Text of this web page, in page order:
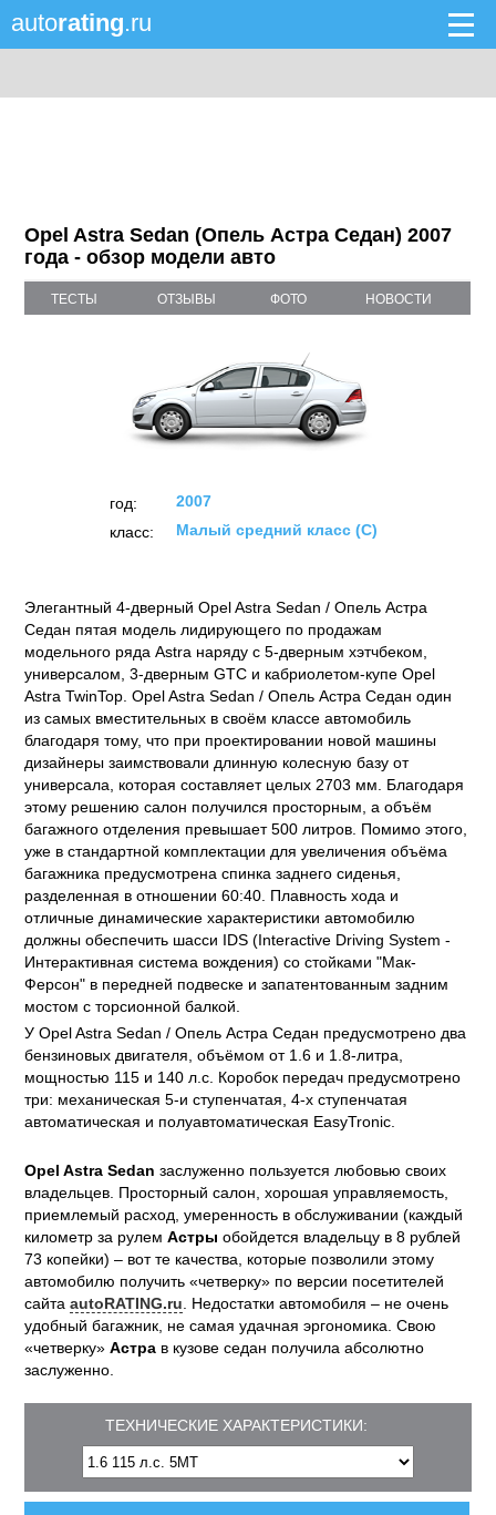
autorating.ru
Opel Astra Sedan (Опель Астра Седан) 2007
года - обзор модели авто
ТЕСТЫ ОТЗЫВЫ ФОТО НОВОСТИ
год:
2007
класс:
Малый средний класс (C)
Элегантный 4-дверный Opel Astra Sedan / Опель Астра
Седан пятая модель лидирующего по продажам
модельного ряда Astra наряду с 5-дверным хэтчбеком,
универсалом, 3-дверным GTC и кабриолетом-купе Opel
Astra TwinTop. Opel Astra Sedan / Опель Астра Седан один
из самых вместительных в своём классе автомобиль
благодаря тому, что при проектировании новой машины
дизайнеры заимствовали длинную колесную базу от
универсала, которая составляет целых 2703 мм. Благодаря
этому решению салон получился просторным, а объём
багажного отделения превышает 500 литров. Помимо этого,
уже в стандартной комплектации для увеличения объёма
багажника предусмотрена спинка заднего сиденья,
разделенная в отношении 60:40. Плавность хода и
отличные динамические характеристики автомобилю
должны обеспечить шасси IDS (Interactive Driving System -
Интерактивная система вождения) со стойками "Мак-
Ферсон" в передней подвеске и запатентованным задним
мостом с торсионной балкой.
У Opel Astra Sedan / Опель Астра Седан предусмотрено два
бензиновых двигателя, объёмом от 1.6 и 1.8-литра,
мощностью 115 и 140 л.с. Коробок передач предусмотрено
три: механическая 5-и ступенчатая, 4-х ступенчатая
автоматическая и полуавтоматическая EasyTronic.
Opel Astra Sedan заслуженно пользуется любовью своих
владельцев. Просторный салон, хорошая управляемость,
приемлемый расход, умеренность в обслуживании (каждый
километр за рулемАстры обойдется владельцу в 8 рублей
73 копейки) – вот те качества, которые позволили этому
автомобилю получить «четверку» по версии посетителей
сайтаautoRATING.ru . Недостатки автомобиля – не очень
удобный багажник, не самая удачная эргономика. Свою
«четверку»Астра в кузове седан получила абсолютно
заслуженно.
ТЕХНИЧЕСКИЕ ХАРАКТЕРИСТИКИ: